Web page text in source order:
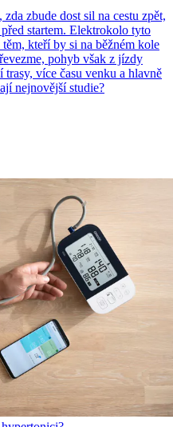
zbude dost sil na cestu zpět,
startem. Elektrokolo tyto
kteří by si na běžném kole
pohyb však z jízdy
více času venku a hlavně
nejnovější studie?